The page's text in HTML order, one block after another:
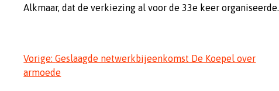
Alkmaar, dat de verkiezing al voor de 33e keer organiseerde.
Bericht
navigatie
Vorige: Geslaagde netwerkbijeenkomst De Koepel over
armoede